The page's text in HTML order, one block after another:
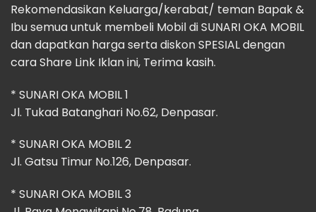
Rekomendasikan Keluarga/kerabat/ teman Bapak &
Ibu semua untuk membeli Mobil di SUNARI OKA MOBIL
dan dapatkan harga serta diskon SPESIAL dengan
cara Share Link Iklan ini, Terima kasih.
* SUNARI OKA MOBIL 1
Jl. Tukad Batanghari No.62, Denpasar.
* SUNARI OKA MOBIL 2
Jl. Gatsu Timur No.126, Denpasar.
* SUNARI OKA MOBIL 3